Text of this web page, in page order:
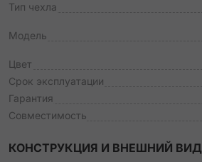
Тип чехла
Модель
Цвет
Срок эксплуатации
Гарантия
Совместимость
КОНСТРУКЦИЯ И ВНЕШНИЙ ВИД